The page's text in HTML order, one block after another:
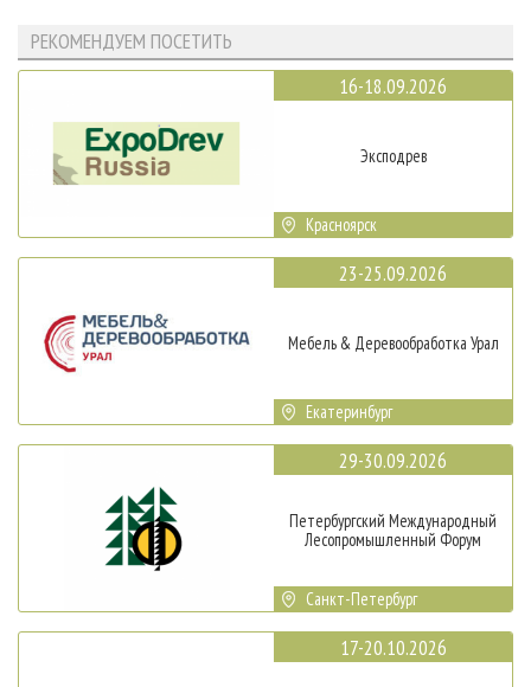
РЕКОМЕНДУЕМ ПОСЕТИТЬ
16-18.09.2026
Эксподрев
Красноярск
23-25.09.2026
Мебель & Деревообработка Урал
Екатеринбург
29-30.09.2026
Петербургский Международный
Лесопромышленный Форум
Санкт-Петербург
17-20.10.2026